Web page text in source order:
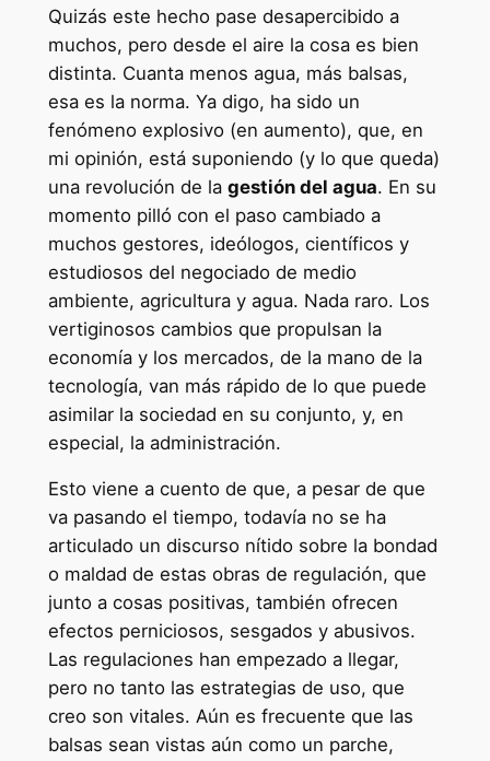
Quizás este hecho pase desapercibido a
muchos, pero desde el aire la cosa es bien
distinta. Cuanta menos agua, más balsas,
esa es la norma. Ya digo, ha sido un
fenómeno explosivo (en aumento), que, en
mi opinión, está suponiendo (y lo que queda)
una revolución de la gestión del agua. En su
momento pilló con el paso cambiado a
muchos gestores, ideólogos, científicos y
estudiosos del negociado de medio
ambiente, agricultura y agua. Nada raro. Los
vertiginosos cambios que propulsan la
economía y los mercados, de la mano de la
tecnología, van más rápido de lo que puede
asimilar la sociedad en su conjunto, y, en
especial, la administración.
Esto viene a cuento de que, a pesar de que
va pasando el tiempo, todavía no se ha
articulado un discurso nítido sobre la bondad
o maldad de estas obras de regulación, que
junto a cosas positivas, también ofrecen
efectos perniciosos, sesgados y abusivos.
Las regulaciones han empezado a llegar,
pero no tanto las estrategias de uso, que
creo son vitales. Aún es frecuente que las
balsas sean vistas aún como un parche,